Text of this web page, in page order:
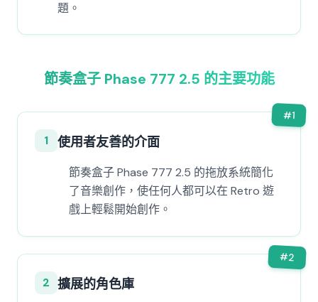
題。
節奏盒子 Phase 777 2.5 的主要功能
#1
1 使用者友善的介面
節奏盒子 Phase 777 2.5 的拖放系統簡化
了音樂創作，使任何人都可以在 Retro 遊
戲上輕鬆開始創作。
#2
2 擴展的角色庫